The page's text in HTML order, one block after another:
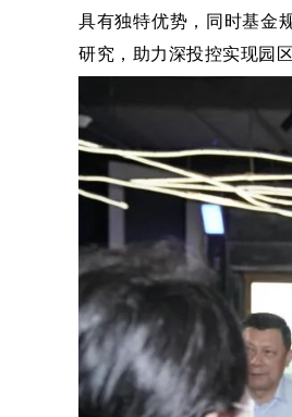
具有独特优势，同时基金
研究，助力深投控实现园